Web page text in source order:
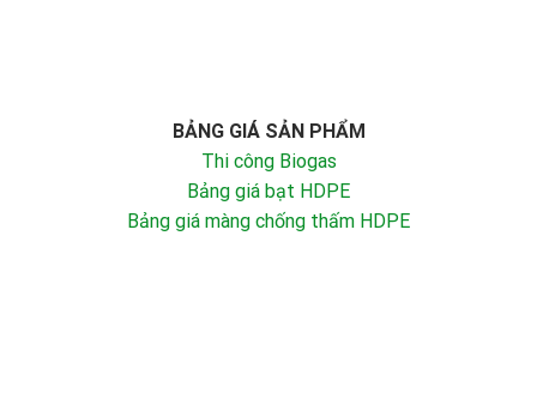
BẢNG GIÁ SẢN PHẨM
Thi công Biogas
Bảng giá bạt HDPE
Bảng giá màng chống thấm HDPE